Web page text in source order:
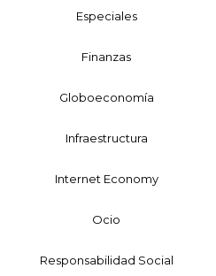
Especiales
Finanzas
Globoeconomía
Infraestructura
Internet Economy
Ocio
Responsabilidad Social